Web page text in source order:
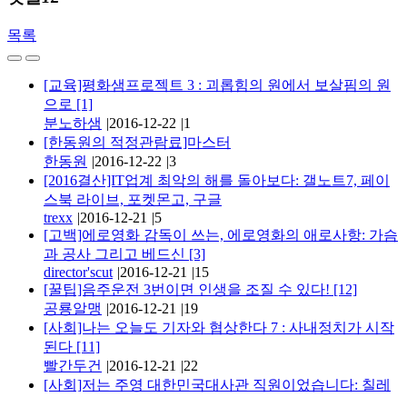
목록
[교육]평화샘프로젝트 3 : 괴롭힘의 원에서 보살핌의 원
으로 [1]
분노하샘 |2016-12-22 |1
[한동원의 적정관람료]마스터
한동원 |2016-12-22 |3
[2016결산]IT업계 최악의 해를 돌아보다: 갤노트7, 페이
스북 라이브, 포켓몬고, 구글
trexx |2016-12-21 |5
[고백]에로영화 감독이 쓰는, 에로영화의 애로사항: 가슴
과 공사 그리고 베드신 [3]
director'scut |2016-12-21 |15
[꿀팁]음주운전 3번이면 인생을 조질 수 있다! [12]
공룡알맹 |2016-12-21 |19
[사회]나는 오늘도 기자와 협상한다 7 : 사내정치가 시작
된다 [11]
빨간두건 |2016-12-21 |22
[사회]저는 주영 대한민국대사관 직원이었습니다: 칠레